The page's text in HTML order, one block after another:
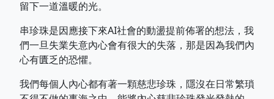
留下一道溫暖的光。
串珍珠是因應接下來AI社會的動盪提前佈署的想法，我
們一旦失業失意內心會有很大的失落，那是因為我們內
心有匱乏的恐懼。
我們每個人內心都有著一顆慈悲珍珠，隱沒在日常繁瑣